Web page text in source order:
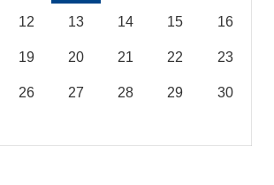
12 13 14 15 16
19 20 21 22 23
26 27 28 29 30